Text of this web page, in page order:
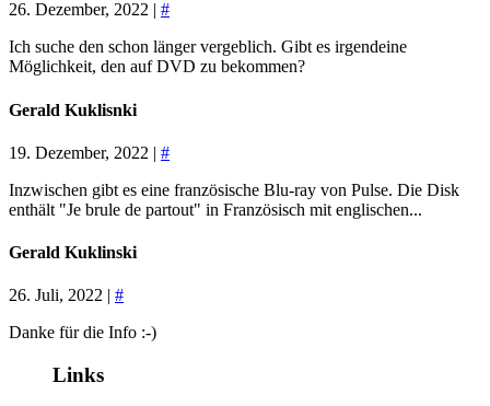
26. Dezember, 2022 | #
Ich suche den schon länger vergeblich. Gibt es irgendeine
Möglichkeit, den auf DVD zu bekommen?
Gerald Kuklisnki
19. Dezember, 2022 | #
Inzwischen gibt es eine französische Blu-ray von Pulse. Die Disk
enthält "Je brule de partout" in Französisch mit englischen...
Gerald Kuklinski
26. Juli, 2022 | #
Danke für die Info :-)
Links